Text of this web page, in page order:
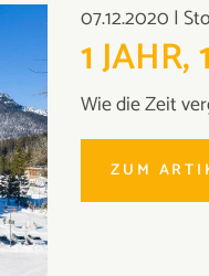
07.12.2020 |
1 JAHR,
Wie die Zeit
ZUM